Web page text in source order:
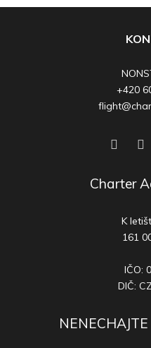
+420
Charter
K
161
IČO:
DIČ: